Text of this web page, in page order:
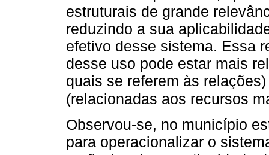
estruturais de grande
reduzindo a sua
efetivo desse sistema. Essa
desse uso pode estar mais
quais se referem às
(relacionadas aos recursos
Observou-se, no município
para operacionalizar o